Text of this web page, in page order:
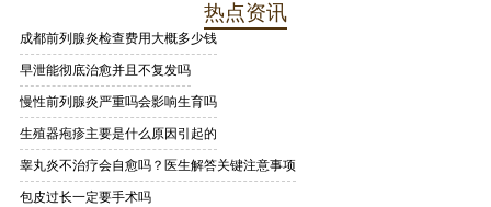
热点资讯
成都前列腺炎检查费用大概多少钱
早泄能彻底治愈并且不复发吗
慢性前列腺炎严重吗会影响生育吗
生殖器疱疹主要是什么原因引起的
睾丸炎不治疗会自愈吗？医生解答关键注意事项
包皮过长一定要手术吗